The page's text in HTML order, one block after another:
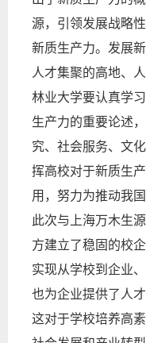
源，引领发展战略
新质生产力。发展
人才集聚的高地、
林业大学要认真学
生产力的重要论述
究、社会服务、文
挥高校对于新质生
用，努力为推动我
此次与上海万木生
方建立了稳固的校
实现从学校到企业
也为企业提供了人
这对于学校培养高